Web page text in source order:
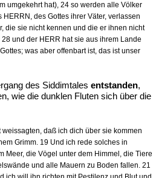
umgekehrt hat), 24 so werden alle Völker
des Gottes ihrer Väter, verlassen
die sie nicht kennen und die er ihnen nicht
und der HERR hat sie aus ihrem Lande
was aber offenbart ist, das ist unser
des Siddimtales entstanden,
wie die dunklen Fluten sich über die
daß ich dich über sie kommen
Grimm. 19 Und ich rede solches in
Meer, die Vögel unter dem Himmel, die Tiere
und alle Mauern zu Boden fallen. 21